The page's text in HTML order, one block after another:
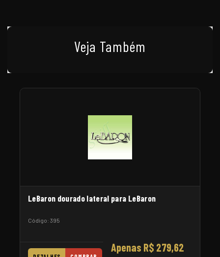
Veja Também
LeBaron dourado lateral para LeBaron
Código: 395
Apenas R$ 279,62